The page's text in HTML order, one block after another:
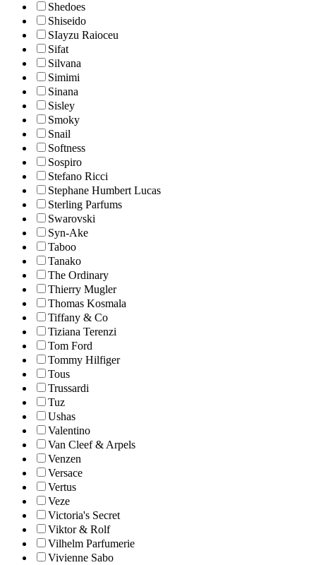
Shedoes
Shiseido
SIayzu Raioceu
Sifat
Silvana
Simimi
Sinana
Sisley
Smoky
Snail
Softness
Sospiro
Stefano Ricci
Stephane Humbert Lucas
Sterling Parfums
Swarovski
Syn-Ake
Taboo
Tanako
The Ordinary
Thierry Mugler
Thomas Kosmala
Tiffany & Co
Tiziana Terenzi
Tom Ford
Tommy Hilfiger
Tous
Trussardi
Tuz
Ushas
Valentino
Van Cleef & Arpels
Venzen
Versace
Vertus
Veze
Victoria's Secret
Viktor & Rolf
Vilhelm Parfumerie
Vivienne Sabo